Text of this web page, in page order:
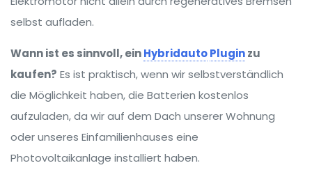
selbst aufladen.
Wann ist es sinnvoll, einHybridautoPluginzu
kaufen? Es ist praktisch, wenn wir selbstverständlich
die Möglichkeit haben, die Batterien kostenlos
aufzuladen, da wir auf dem Dach unserer Wohnung
oder unseres Einfamilienhauses eine
Photovoltaikanlage installiert haben.